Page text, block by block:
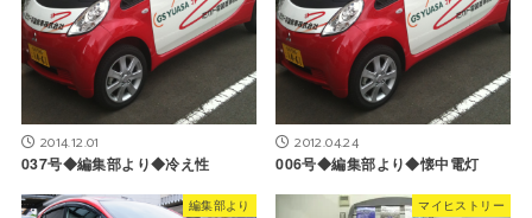
2014.12.01
037号◆編集部より◆冷え性
2012.04.24
006号◆編集部より◆懐中電灯
編集部より マイヒストリー